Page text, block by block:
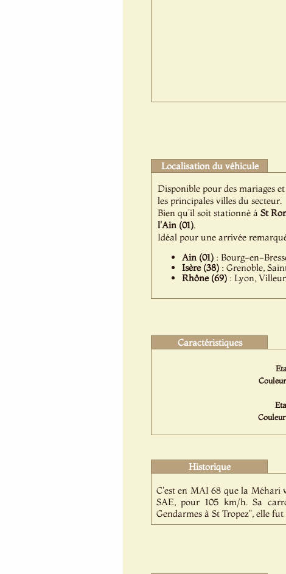
Localisation du véhicule
Disponible pour des mariages
les principales villes du secteur.
Bien qu’il soit stationné à St
l'Ain (01).
Idéal pour une arrivée
Ain (01): Bourg-en-
Isère (38): Grenoble,
Rhône (69): Lyon,
Caractéristiques
Historique
C'est en MAI 68 que la Méhari
SAE, pour 105 km/h. Sa
Gendarmes à St Tropez", elle